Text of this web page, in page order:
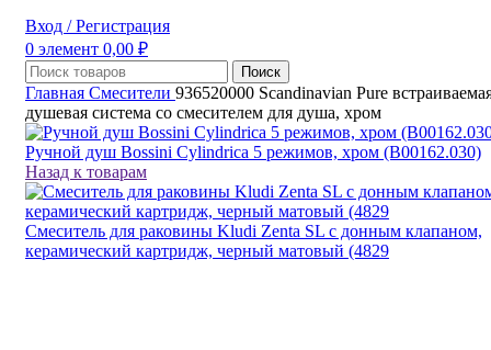
Вход / Регистрация
0 элемент 0,00 ₽
Поиск
Главная Смесители 936520000 Scandinavian Pure
душевая система со смесителем для душа, хром
Ручной душ Bossini Cylindrica 5 режимов, хром (B00162.030)
Назад к товарам
Смеситель для раковины Kludi Zenta SL с донным клапаном,
керамический картридж, черный матовый (4829